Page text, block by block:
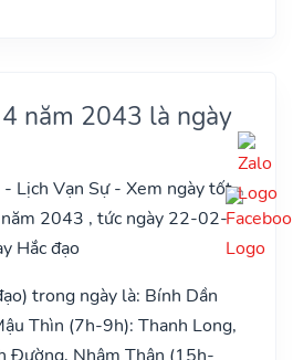
năm 2043 là ngày
Lịch Vạn Sự - Xem ngày tốt
2043 , tức ngày 22-02-
Hắc đạo
trong ngày là: Bính Dần
Thìn (7h-9h): Thanh Long,